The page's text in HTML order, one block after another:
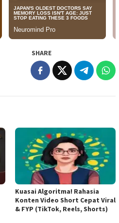
SHARE
Kuasai Algoritma! Rahasia
Konten Video Short Cepat Viral
& FYP (TikTok, Reels, Shorts)